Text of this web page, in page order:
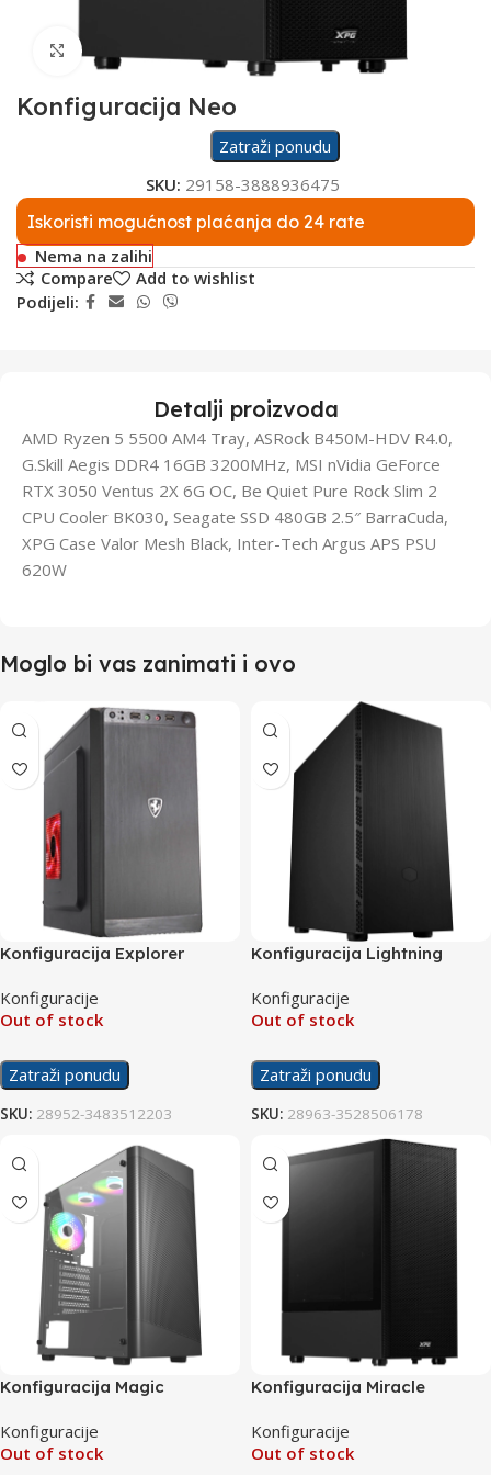
Click to enlarge
Konfiguracija Neo
Zatraži ponudu
SKU: 29158-3888936475
Iskoristi mogućnost plaćanja do 24 rate
Nema na zalihi
Compare
Add to wishlist
Podijeli:
Detalji proizvoda
AMD Ryzen 5 5500 AM4 Tray, ASRock B450M-HDV R4.0,
G.Skill Aegis DDR4 16GB 3200MHz, MSI nVidia GeForce
RTX 3050 Ventus 2X 6G OC, Be Quiet Pure Rock Slim 2
CPU Cooler BK030, Seagate SSD 480GB 2.5″ BarraCuda,
XPG Case Valor Mesh Black, Inter-Tech Argus APS PSU
620W
Moglo bi vas zanimati i ovo
Konfiguracija Explorer
Konfiguracije
Out of stock
Zatraži ponudu
SKU: 28952-3483512203
Konfiguracija Lightning
Konfiguracije
Out of stock
Zatraži ponudu
SKU: 28963-3528506178
Konfiguracija Magic
Konfiguracije
Out of stock
Konfiguracija Miracle
Konfiguracije
Out of stock